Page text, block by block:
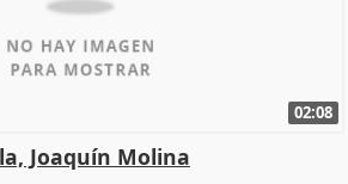
02:08
Joaquín Molina